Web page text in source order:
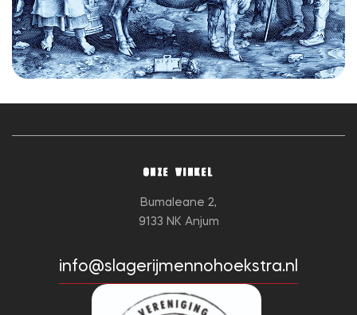
ONZE WINKEL
Bumaleane 2,
9133 NK Anjum
info@slagerijmennohoekstra.nl